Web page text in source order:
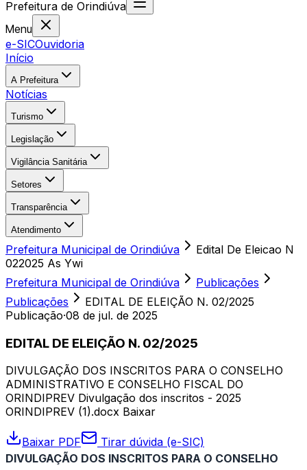
Prefeitura de Orindiúva
Menu
e-SICOuvidoria
Início
A Prefeitura
Notícias
Turismo
Legislação
Vigilância Sanitária
Setores
Transparência
Atendimento
Prefeitura Municipal de Orindiúva
Edital De Eleicao N
022025 As Ywi
Prefeitura Municipal de Orindiúva
Publicações
Publicações
EDITAL DE ELEIÇÃO N. 02/2025
Publicação·08 de jul. de 2025
EDITAL DE ELEIÇÃO N. 02/2025
DIVULGAÇÃO DOS INSCRITOS PARA O CONSELHO
ADMINISTRATIVO E CONSELHO FISCAL DO
ORINDIPREV Divulgação dos inscritos - 2025
ORINDIPREV (1).docx Baixar
Baixar PDF
Tirar dúvida (e-SIC)
DIVULGAÇÃO DOS INSCRITOS PARA O CONSELHO